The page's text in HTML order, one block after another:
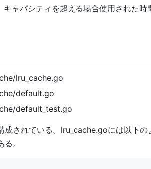
ャパシティを超える場合使用された時
lru_cache.go
default.go
default_test.go
成されている。lru_cache.goには以下の
。